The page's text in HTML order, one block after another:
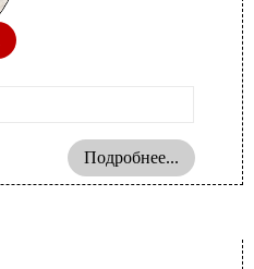
Подробнее...